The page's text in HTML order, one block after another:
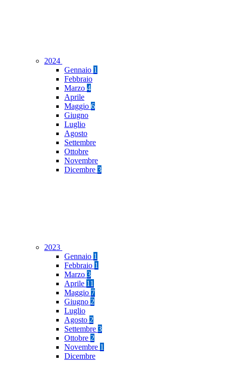
2024
Gennaio 1
Febbraio
Marzo 4
Aprile
Maggio 6
Giugno
Luglio
Agosto
Settembre
Ottobre
Novembre
Dicembre 3
2023
Gennaio 1
Febbraio 1
Marzo 3
Aprile 11
Maggio 7
Giugno 2
Luglio
Agosto 2
Settembre 3
Ottobre 2
Novembre 1
Dicembre